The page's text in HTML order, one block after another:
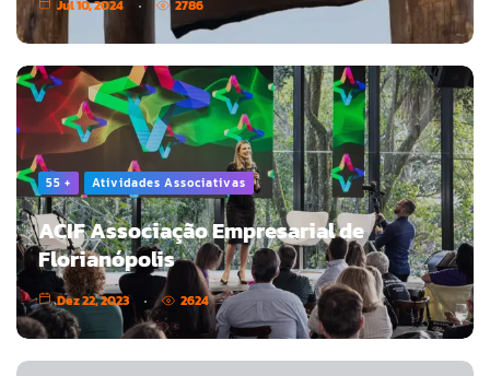
Jul 10, 2024 2786
55 + Atividades Associativas
ACIF Associação Empresarial de
Florianópolis
Dez 22, 2023 2624